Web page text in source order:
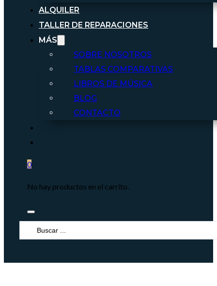
ALQUILER
TALLER DE REPARACIONES
MÁS
SOBRE NOSOTROS
TABLAS COMPARATIVAS
LIBROS DE MÚSICA
BLOG
CONTACTO
0
No hay productos en el carrito.
Search
...